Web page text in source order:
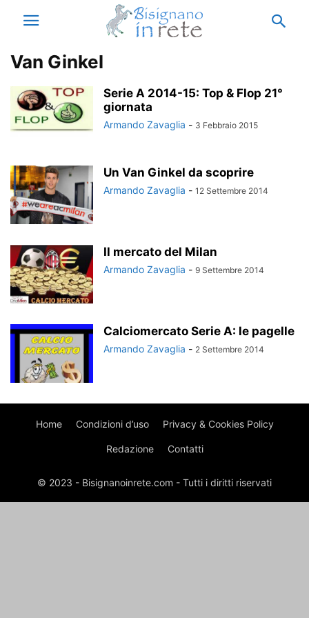
Van Ginkel
Serie A 2014-15: Top & Flop 21°
giornata
Armando Zavaglia - 3 Febbraio 2015
Un Van Ginkel da scoprire
Armando Zavaglia - 12 Settembre 2014
Il mercato del Milan
Armando Zavaglia - 9 Settembre 2014
Calciomercato Serie A: le pagelle
Armando Zavaglia - 2 Settembre 2014
Home Condizioni d’uso Privacy & Cookies Policy
Redazione Contatti
© 2023 - Bisignanoinrete.com - Tutti i diritti riservati